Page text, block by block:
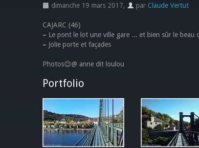
dimanche 19 mars 2017, par Claude Vertut
CAJARC (46)
– Le pont le lot une ville gare ... et bien sûr le beau
– Jolie porte et façades
Photos😊@ anne dit loulou
Portfolio